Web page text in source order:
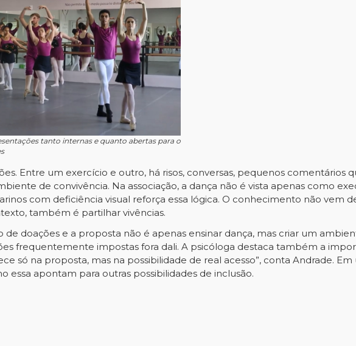
tanto internas e quanto abertas para o
Entre um exercício e outro, há risos, conversas, pequenos comentários
de convivência. Na associação, a dança não é vista apenas como
com deficiência visual reforça essa lógica. O conhecimento não vem
também é partilhar vivências.
de doações e a proposta não é apenas ensinar dança, mas criar um
frequentemente impostas fora dali. A psicóloga destaca também a
só na proposta, mas na possibilidade de real acesso”, conta Andrade.
essa apontam para outras possibilidades de inclusão.